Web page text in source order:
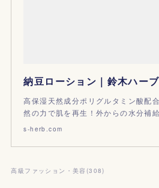
納豆ローション｜鈴木ハー
高保湿天然成分ポリグルタミン酸配
然の力で肌を再生！外からの水分補
s-herb.com
高級ファッション・美容 (308)